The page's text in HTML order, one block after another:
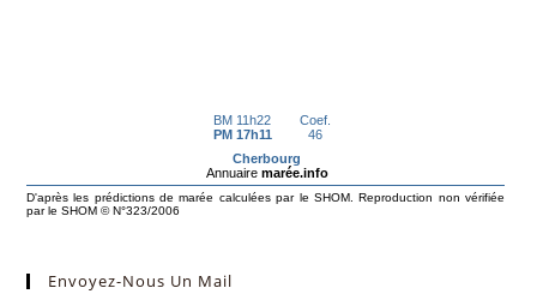
Envoyez-Nous Un Mail